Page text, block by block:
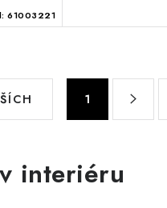
61003221
n
1
interiéru